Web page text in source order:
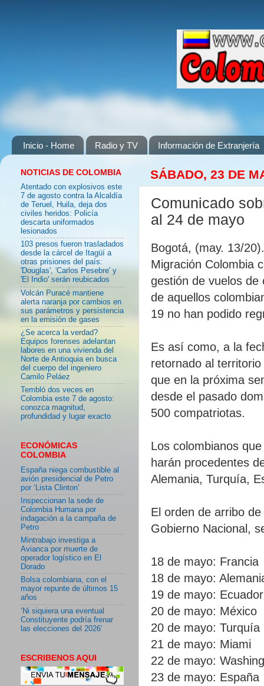
Inicio - Home Radio y TV Información de Extranjería
SÁBADO, 23 DE
Comunicado
al 24 de mayo
Bogotá, (may. 13/
Migración Colombia
gestión de vuelos
de aquellos
19 no han podido
Es así como, a la
retornado al
que en la próxima
desde el pasado
500 compatriotas.
Los colombianos
harán procedentes
Alemania, Turquía,
El orden de arribo
Gobierno Nacional,
18 de mayo: Francia
18 de mayo:
19 de mayo: Ecuador
20 de mayo: México
20 de mayo:
21 de mayo: Miami
22 de mayo:
23 de mayo: España
NOTICIAS DE COLOMBIA
Atentado con explosivos este
7 de agosto contra la Alcaldía
de Teruel, Huila, deja dos
civiles heridos: Policía
descarta uniformados
lesionados
103 presos fueron trasladados
desde la cárcel de Itagüí a
otras prisiones del país:
'Douglas', 'Carlos Pesebre' y
'El Indio' serán reubicados
Volcán Puracé mantiene
alerta naranja por cambios en
sus parámetros y persistencia
en la emisión de gases
¿Se acerca la verdad?
Equipos forenses adelantan
labores en una vivienda del
Norte de Antioquia en busca
del cuerpo del ingeniero
Camilo Peláez
Tembló dos veces en
Colombia este 7 de agosto:
conozca magnitud,
profundidad y lugar exacto
ECONÓMICAS
COLOMBIA
España niega combustible al
avión presidencial de Petro
por ‘Lista Clinton’
Inspeccionan la sede de
Colombia Humana por
indagación a la campaña de
Petro
Mintrabajo investiga a
Avianca por muerte de
operador logístico en El
Dorado
Bolsa colombiana, con el
mayor repunte de últimos 15
años
‘Ni siquiera una eventual
Constituyente podría frenar
las elecciones del 2026’
ESCRIBENOS AQUI